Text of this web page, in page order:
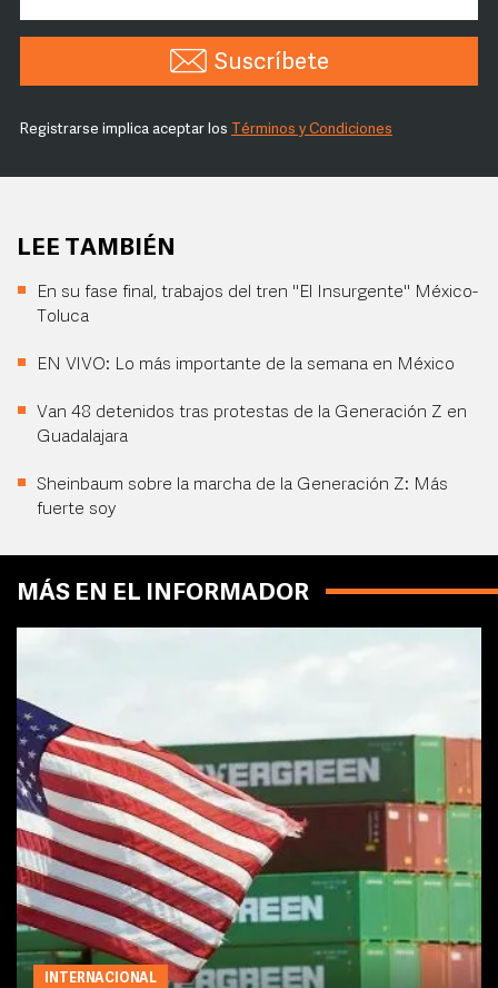
Suscríbete
Registrarse implica aceptar los Términos y Condiciones
LEE TAMBIÉN
En su fase final, trabajos del tren "El Insurgente" México-
Toluca
EN VIVO: Lo más importante de la semana en México
Van 48 detenidos tras protestas de la Generación Z en
Guadalajara
Sheinbaum sobre la marcha de la Generación Z: Más
fuerte soy
MÁS EN EL INFORMADOR
INTERNACIONAL